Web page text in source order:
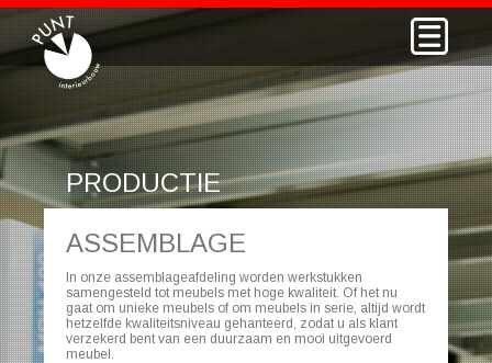
PRODUCTIE
ASSEMBLAGE
In onze assemblageafdeling worden werkstukken
samengesteld tot meubels met hoge kwaliteit. Of het nu
gaat om unieke meubels of om meubels in serie, altijd wordt
hetzelfde kwaliteitsniveau gehanteerd, zodat u als klant
verzekerd bent van een duurzaam en mooi uitgevoerd
meubel.